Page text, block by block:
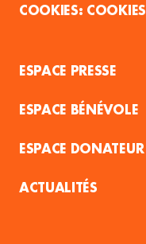
COOKIES
ESPACE PRESSE
ESPACE BÉNÉVOLE
ESPACE DONATEUR
ACTUALITÉS